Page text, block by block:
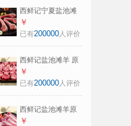
西鲜记宁夏盐池滩
羊法式羔羊羊排原
切净重1斤肩排附调
￥
已有200000人评价
西鲜记盐池滩羊 原
切羔羊蝎子 净重3
斤 多肉蝎子火锅食
￥
已有200000人评价
西鲜记盐池滩羊原
切羊排块净重2斤
￥